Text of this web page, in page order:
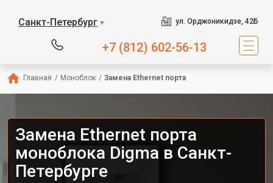
Санкт-Петербург ▼ ул. Орджоникидзе, 42Б
+7 (812) 602-56-13
Главная / Моноблок / Замена Ethernet порта
Замена Ethernet порта
моноблока Digma в Санкт-
Петербурге